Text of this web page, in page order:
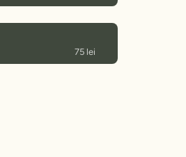
75 lei